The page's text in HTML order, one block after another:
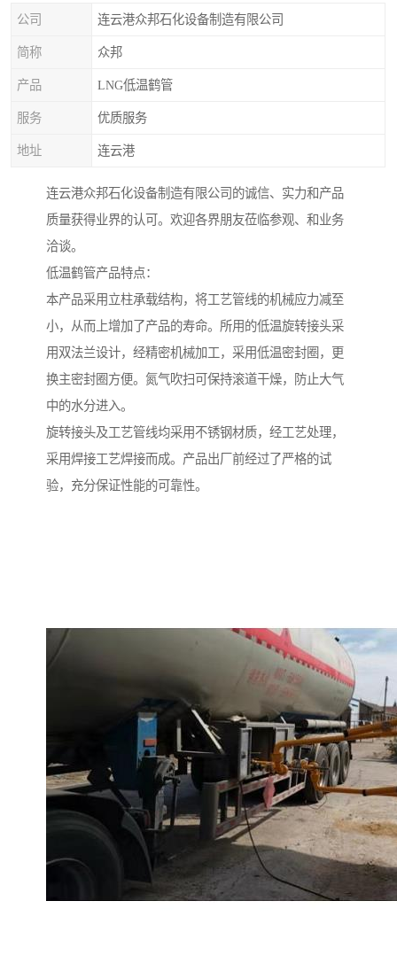
公司 连云港众邦石化设备制造有限公司
简称 众邦
产品 LNG低温鹤管
服务 优质服务
地址 连云港
连云港众邦石化设备制造有限公司的诚信、实力和产品
质量获得业界的认可。欢迎各界朋友莅临参观、和业务
洽谈。
低温鹤管产品特点：
本产品采用立柱承载结构，将工艺管线的机械应力减至
小，从而上增加了产品的寿命。所用的低温旋转接头采
用双法兰设计，经精密机械加工，采用低温密封圈，更
换主密封圈方便。氮气吹扫可保持滚道干燥，防止大气
中的水分进入。
旋转接头及工艺管线均采用不锈钢材质，经工艺处理，
采用焊接工艺焊接而成。产品出厂前经过了严格的试
验，充分保证性能的可靠性。